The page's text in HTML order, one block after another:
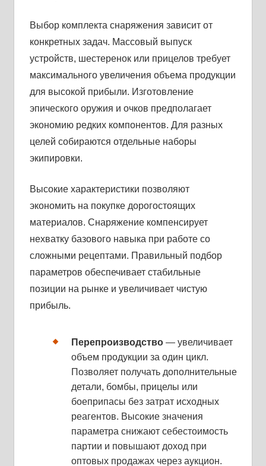
Выбор комплекта снаряжения зависит от
конкретных задач. Массовый выпуск
устройств, шестеренок или прицелов требует
максимального увеличения объема продукции
для высокой прибыли. Изготовление
эпического оружия и очков предполагает
экономию редких компонентов. Для разных
целей собираются отдельные наборы
экипировки.
Высокие характеристики позволяют
экономить на покупке дорогостоящих
материалов. Снаряжение компенсирует
нехватку базового навыка при работе со
сложными рецептами. Правильный подбор
параметров обеспечивает стабильные
позиции на рынке и увеличивает чистую
прибыль.
Перепроизводство— увеличивает
объем продукции за один цикл.
Позволяет получать дополнительные
детали, бомбы, прицелы или
боеприпасы без затрат исходных
реагентов. Высокие значения
параметра снижают себестоимость
партии и повышают доход при
оптовых продажах через аукцион.